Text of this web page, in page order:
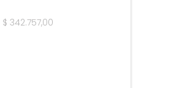
$ 342.757,00